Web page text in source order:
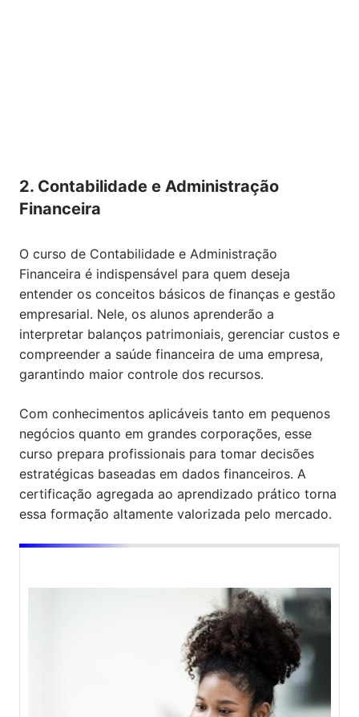
2. Contabilidade e Administração
Financeira
O curso de Contabilidade e Administração
Financeira é indispensável para quem deseja
entender os conceitos básicos de finanças e gestão
empresarial. Nele, os alunos aprenderão a
interpretar balanços patrimoniais, gerenciar custos e
compreender a saúde financeira de uma empresa,
garantindo maior controle dos recursos.
Com conhecimentos aplicáveis tanto em pequenos
negócios quanto em grandes corporações, esse
curso prepara profissionais para tomar decisões
estratégicas baseadas em dados financeiros. A
certificação agregada ao aprendizado prático torna
essa formação altamente valorizada pelo mercado.